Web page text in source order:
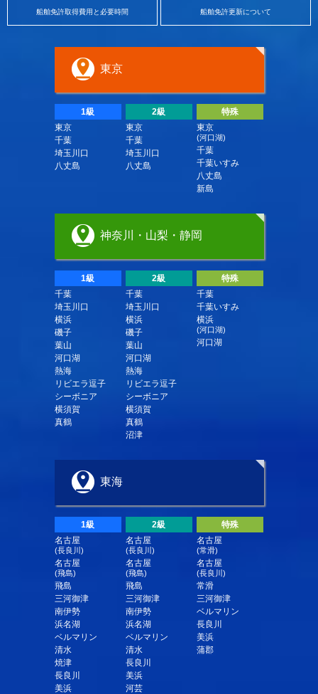
船舶免許取得費用と必要時間 船舶免許更新について
東京
1級
東京
千葉
埼玉川口
八丈島
2級
東京
千葉
埼玉川口
八丈島
特殊
東京
(河口湖)
千葉
千葉いすみ
八丈島
新島
神奈川・山梨・静岡
1級
千葉
埼玉川口
横浜
磯子
葉山
河口湖
熱海
リビエラ逗子
シーボニア
横須賀
真鶴
2級
千葉
埼玉川口
横浜
磯子
葉山
河口湖
熱海
リビエラ逗子
シーボニア
横須賀
真鶴
沼津
特殊
千葉
千葉いすみ
横浜
(河口湖)
河口湖
東海
1級
名古屋
(長良川)
名古屋
(飛島)
飛島
三河御津
南伊勢
浜名湖
ベルマリン
清水
焼津
長良川
美浜
2級
名古屋
(長良川)
名古屋
(飛島)
飛島
三河御津
南伊勢
浜名湖
ベルマリン
清水
長良川
美浜
河芸
特殊
名古屋
(常滑)
名古屋
(長良川)
常滑
三河御津
ベルマリン
長良川
美浜
蒲郡